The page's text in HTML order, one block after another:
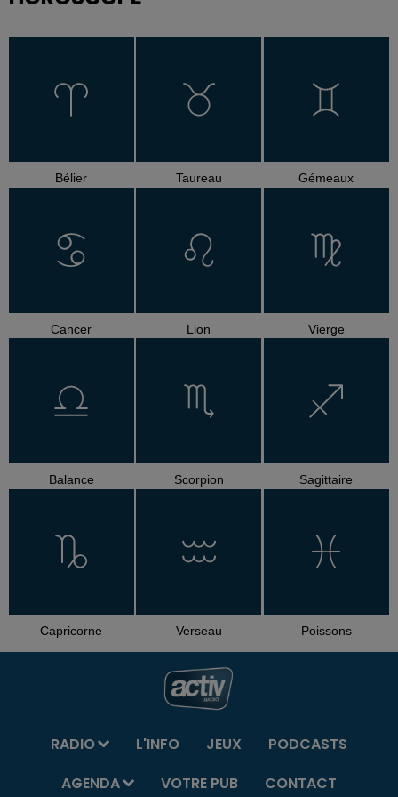
Bélier Taureau Gémeaux
Cancer Lion Vierge
Balance Scorpion Sagittaire
Capricorne Verseau Poissons
RADIO L'INFO JEUX
PODCASTS
AGENDA
VOTRE PUB CONTACT